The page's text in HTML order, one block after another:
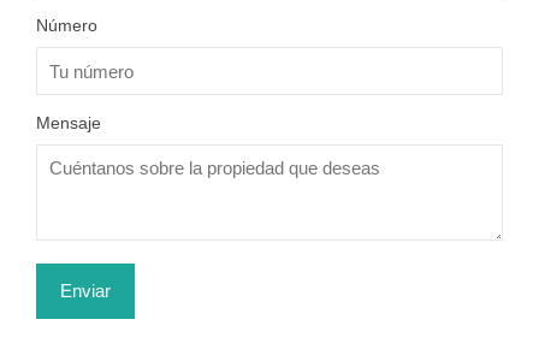
Número
Mensaje